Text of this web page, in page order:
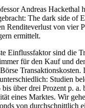
Andreas Hackethal
The dark side of
Renditeverlust von vier
ermittelt.
Einflussfaktor sind die
für den Kauf und
Transaktionskosten.
Studien
über drei Prozent p. a.
eines Marktes. Wir
von durchschnittlich